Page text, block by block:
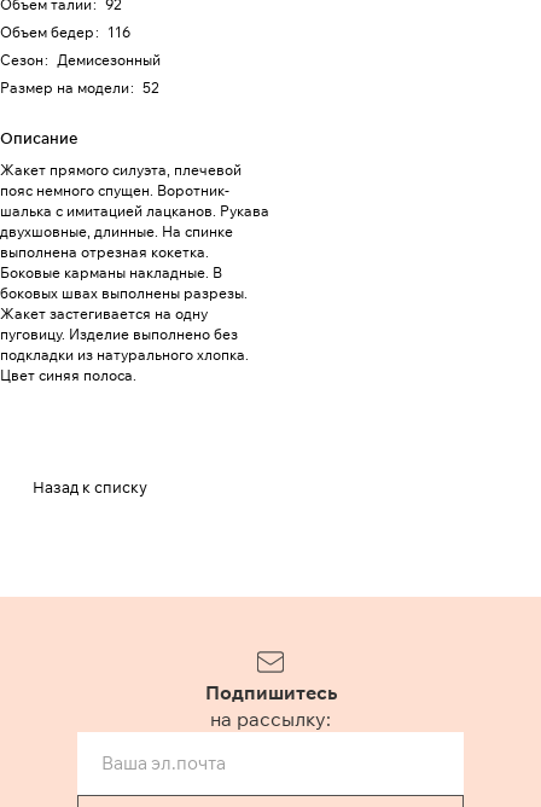
Объем талии: 92
Объем бедер: 116
Сезон: Демисезонный
Размер на модели: 52
Описание
Жакет прямого силуэта, плечевой
пояс немного спущен. Воротник-
шалька с имитацией лацканов. Рукава
двухшовные, длинные. На спинке
выполнена отрезная кокетка.
Боковые карманы накладные. В
боковых швах выполнены разрезы.
Жакет застегивается на одну
пуговицу. Изделие выполнено без
подкладки из натурального хлопка.
Цвет синяя полоса.
Назад к списку
Подпишитесь
на рассылку: